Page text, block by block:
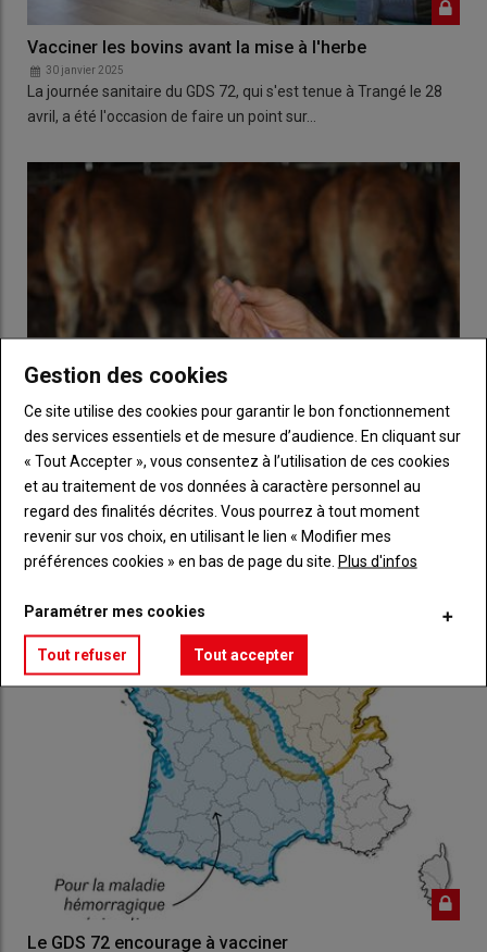
Vacciner les bovins avant la mise à l'herbe
30 janvier 2025
La journée sanitaire du GDS 72, qui s'est tenue à Trangé le 28
avril, a été l'occasion de faire un point sur…
Profitez de la période hivernale pour vacciner vos
animaux
16 janvier 2025
A l'échelle nationale, les foyers de FCO et de MHE se sont
multipliés depuis début août dernier. L'entrée…
Le GDS 72 encourage à vacciner
Gestion des cookies
Ce site utilise des cookies pour garantir le bon fonctionnement
des services essentiels et de mesure d’audience. En cliquant sur
« Tout Accepter », vous consentez à l’utilisation de ces cookies
et au traitement de vos données à caractère personnel au
regard des finalités décrites. Vous pourrez à tout moment
revenir sur vos choix, en utilisant le lien « Modifier mes
préférences cookies » en bas de page du site. Plus d'infos
Paramétrer mes cookies
Tout refuser Tout accepter